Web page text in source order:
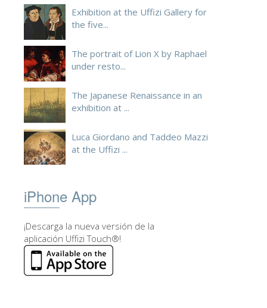
Exhibition at the Uffizi Gallery for
the five...
The portrait of Lion X by Raphael
under resto...
The Japanese Renaissance in an
exhibition at ...
Luca Giordano and Taddeo Mazzi
at the Uffizi ...
iPhone App
¡Descarga la nueva versión de la
aplicación Uffizi Touch®!